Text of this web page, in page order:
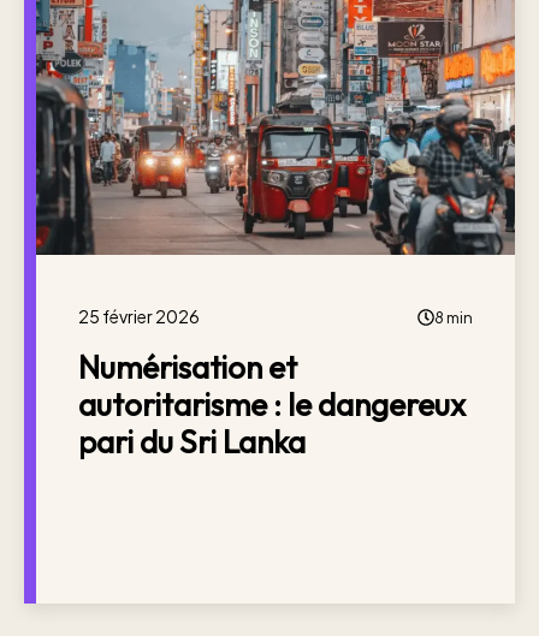
25 février 2026 8 min
Numérisation et
autoritarisme : le dangereux
pari du Sri Lanka